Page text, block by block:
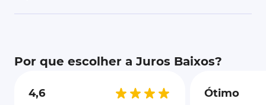
Por que escolher a Juros Baixos?
4,6 Ótimo